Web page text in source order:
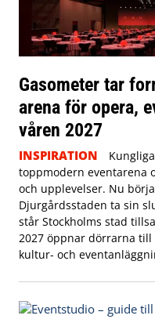
Gasometer tar
arena för opera,
våren 2027
INSPIRATION
toppmodern eventarena
och upplevelser. Nu
Djurgårdsstaden ta sin
står Stockholms stad
2027 öppnar dörrarna till
kultur- och